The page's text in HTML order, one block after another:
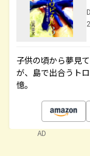
子供の頃から夢見
が、島で出合うト
憶。
AD